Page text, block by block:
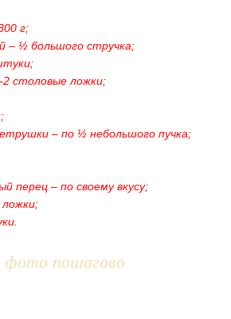
г;
– ½ большого стручка;
столовые ложки;
– по ½ небольшого пучка;
перец – по своему вкусу;
ложки;
фото пошагово